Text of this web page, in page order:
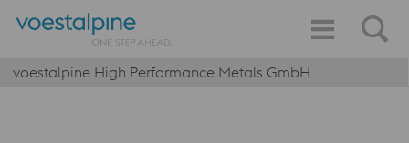
voestalpine High Performance Metals GmbH